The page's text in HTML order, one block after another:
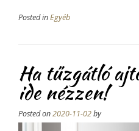
mi
célja?”
Posted inEgyéb
Ha tűzgátló
ide nézzen!
Posted on2020-11-02by